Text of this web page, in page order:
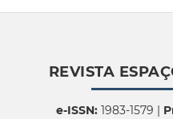
REVISTA
e-ISSN:1983-1579 |